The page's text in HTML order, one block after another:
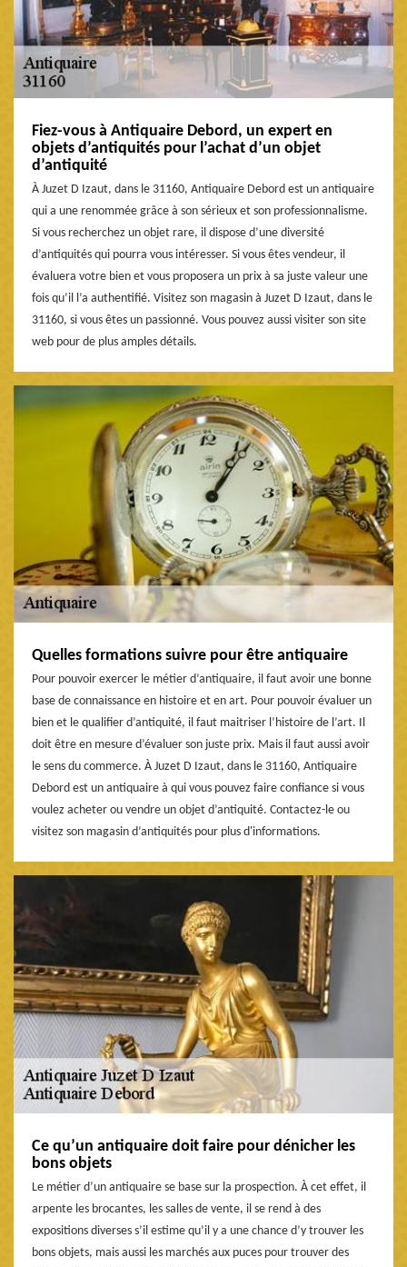
Fiez-vous à Antiquaire Debord, un expert en
objets d’antiquités pour l’achat d’un objet
d’antiquité
À Juzet D Izaut, dans le 31160, Antiquaire Debord est un antiquaire
qui a une renommée grâce à son sérieux et son professionnalisme.
Si vous recherchez un objet rare, il dispose d’une diversité
d’antiquités qui pourra vous intéresser. Si vous êtes vendeur, il
évaluera votre bien et vous proposera un prix à sa juste valeur une
fois qu’il l’a authentifié. Visitez son magasin à Juzet D Izaut, dans le
31160, si vous êtes un passionné. Vous pouvez aussi visiter son site
web pour de plus amples détails.
Quelles formations suivre pour être antiquaire
Pour pouvoir exercer le métier d’antiquaire, il faut avoir une bonne
base de connaissance en histoire et en art. Pour pouvoir évaluer un
bien et le qualifier d’antiquité, il faut maitriser l’histoire de l’art. Il
doit être en mesure d’évaluer son juste prix. Mais il faut aussi avoir
le sens du commerce. À Juzet D Izaut, dans le 31160, Antiquaire
Debord est un antiquaire à qui vous pouvez faire confiance si vous
voulez acheter ou vendre un objet d’antiquité. Contactez-le ou
visitez son magasin d’antiquités pour plus d'informations.
Ce qu’un antiquaire doit faire pour dénicher les
bons objets
Le métier d’un antiquaire se base sur la prospection. À cet effet, il
arpente les brocantes, les salles de vente, il se rend à des
expositions diverses s’il estime qu’il y a une chance d’y trouver les
bons objets, mais aussi les marchés aux puces pour trouver des